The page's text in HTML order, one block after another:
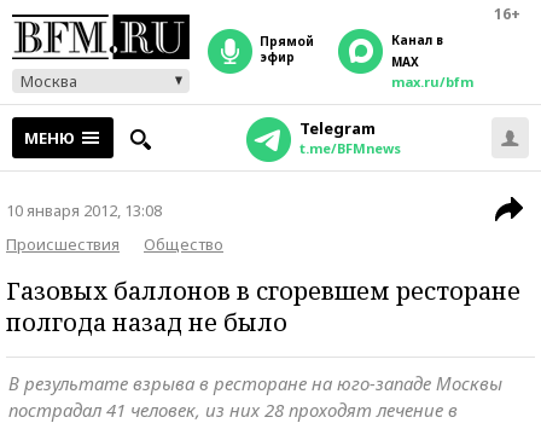
16+
Москва
прямой
эфир
Канал в
MAX
max.ru/bfm
МЕНЮ Telegram
t.me/BFMnews
10 января 2012, 13:08
Происшествия
Общество
Газовых баллонов в сгоревшем ресторане
полгода назад не было
В результате взрыва в ресторане на юго-западе Москвы
пострадал 41 человек, из них 28 проходят лечение в